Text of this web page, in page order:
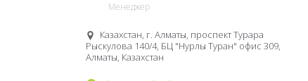
Менеджер
Казахстан, г. Алматы, проспект Турара
Рыскулова 140/4, БЦ "Нурлы Туран" офис 309,
Алматы, Казахстан